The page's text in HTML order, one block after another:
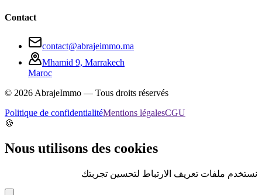
Contact
contact@abrajeimmo.ma
Mhamid 9, Marrakech
Maroc
© 2026AbrajeImmo — Tous droits réservés
Politique de confidentialitéMentions légalesCGU
🍪
Nous utilisons des cookies
نستخدم ملفات تعريف الارتباط لتحسين تجربتك